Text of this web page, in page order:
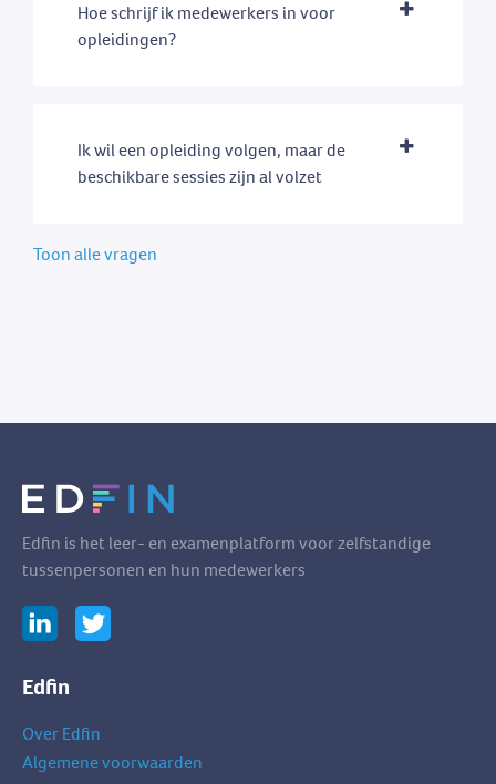
Hoe schrijf ik medewerkers in voor
opleidingen?
Ik wil een opleiding volgen, maar de
beschikbare sessies zijn al volzet
Toon alle vragen
Edfin is het leer- en examenplatform voor zelfstandige
tussenpersonen en hun medewerkers
Edfin
Over Edfin
Algemene voorwaarden